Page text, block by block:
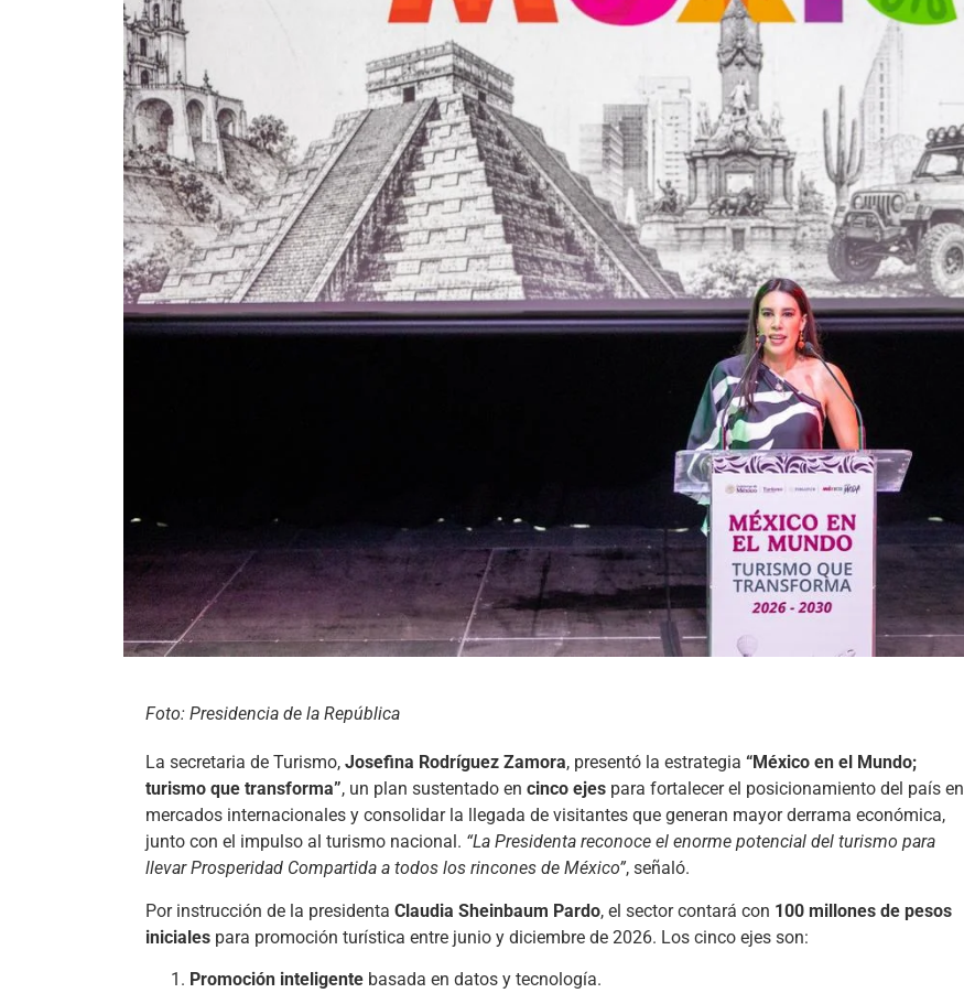
Foto: Presidencia de la República
La secretaria de Turismo, Josefina Rodríguez Zamora, presentó la estrategia “México en el Mundo;
turismo que transforma”, un plan sustentado en cinco ejes para fortalecer el posicionamiento del país en
mercados internacionales y consolidar la llegada de visitantes que generan mayor derrama económica,
junto con el impulso al turismo nacional. “La Presidenta reconoce el enorme potencial del turismo para
llevar Prosperidad Compartida a todos los rincones de México”, señaló.
Por instrucción de la presidenta Claudia Sheinbaum Pardo, el sector contará con 100 millones de pesos
iniciales para promoción turística entre junio y diciembre de 2026. Los cinco ejes son:
Promoción inteligente basada en datos y tecnología.